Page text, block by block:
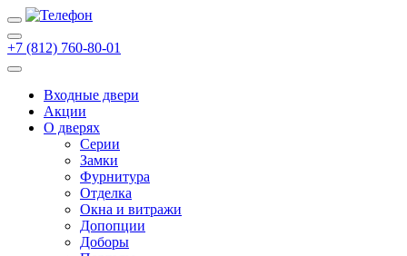
+7 (812) 760-80-01
Входные двери
Акции
О дверях
Cерии
Замки
Фурнитура
Отделка
Окна и витражи
Допопции
Доборы